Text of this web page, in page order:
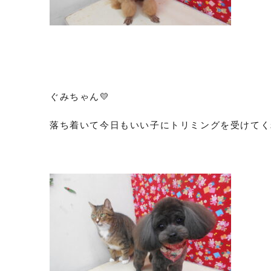
ぐみちゃん💛
落ち着いて今日もいい子にトリミングを受けてく